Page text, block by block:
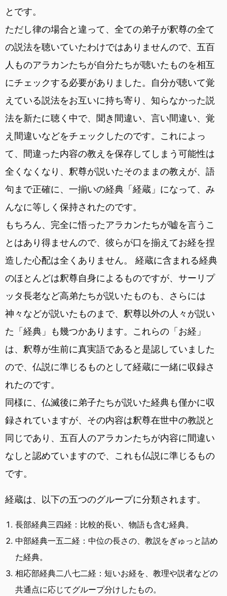
とです。
ただし律の場合と違って、全ての弟子が釈尊の全て
の説法を聴いていたわけではありませんので、五百
人ものアラカンたちが自分たちが聴いたものを相互
にチェックする必要がありました。自分が聴いて覚
えている説法をお互いに持ち寄り、知らなかった説
法を新たに聴く中で、聞き間違い、言い間違い、覚
え間違いなどをチェックしたのです。これによっ
て、間違った内容の教えを保存してしまう可能性は
全くなくなり、釈尊が説いたそのままの教えが、語
句まで正確に、一揃いの経典「経蔵」になって、み
んなに等しく保持されたのです。
もちろん、完全に悟ったアラカンたちが嘘を言うこ
とはあり得ませんので、彼らが口を揃えてお経を捏
造した心配は全くありません。 経蔵に含まれる経典
のほとんどは釈尊自身によるものですが、サーリプ
ッタ長老など高弟たちが説いたものも、さらには
神々などが説いたものまで、釈尊以外の人々が説い
た「経典」も幾つかあります。これらの「お経」
は、釈尊が生前に真実語であると是認していました
ので、仏説に準じるものとして経蔵に一緒に収録さ
れたのです。
同様に、仏滅後に弟子たちが説いた経典も僅かに収
録されていますが、その内容は釈尊在世中の教説と
同じであり、五百人のアラカンたちが内容に間違い
なしと認めていますので、これも仏説に準じるもの
です。
経蔵は、以下の五つのグループに分類されます。
長部経典三四経：比較的長い、物語も含む経典。
中部経典一五二経：中位の長さの、教説をぎゅっと詰め
た経典。
相応部経典二八七二経：短いお経を、教理や説者などの
共通点に応じてグループ分けしたもの。